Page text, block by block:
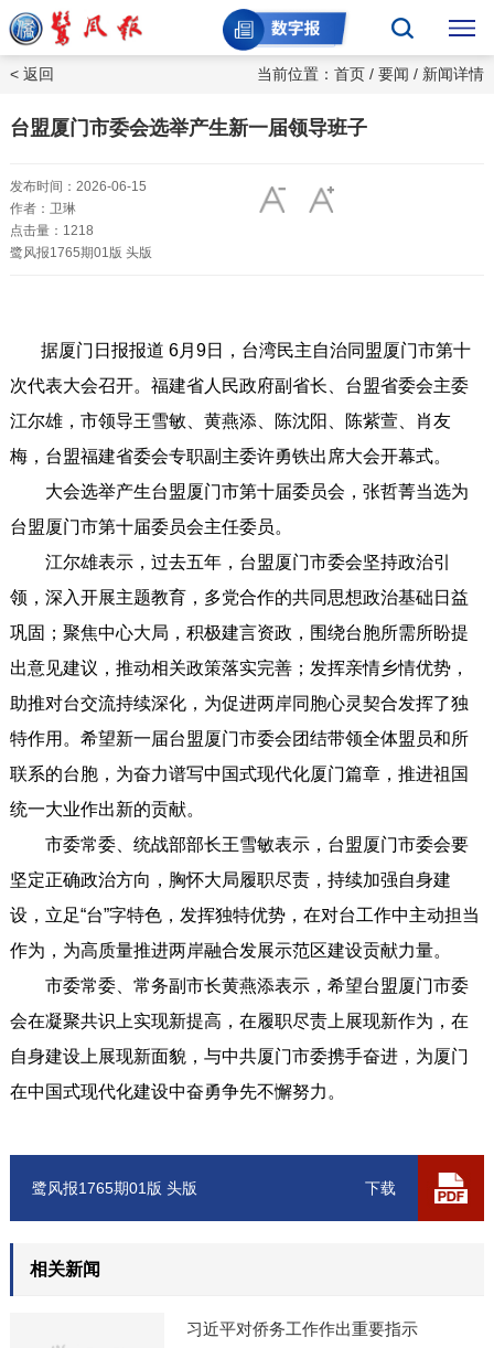
当前位置：首页 /要闻 / 新闻详情
< 返回
台盟厦门市委会选举产生新一届领导班子
发布时间：2026-06-15
作者：卫琳
点击量：1218
鹭风报1765期01版 头版
据厦门日报报道 6月9日，台湾民主自治同盟厦门市第十
次代表大会召开。福建省人民政府副省长、台盟省委会主委
江尔雄，市领导王雪敏、黄燕添、陈沈阳、陈紫萱、肖友
梅，台盟福建省委会专职副主委许勇铁出席大会开幕式。
大会选举产生台盟厦门市第十届委员会，张哲菁当选为
台盟厦门市第十届委员会主任委员。
江尔雄表示，过去五年，台盟厦门市委会坚持政治引
领，深入开展主题教育，多党合作的共同思想政治基础日益
巩固；聚焦中心大局，积极建言资政，围绕台胞所需所盼提
出意见建议，推动相关政策落实完善；发挥亲情乡情优势，
助推对台交流持续深化，为促进两岸同胞心灵契合发挥了独
特作用。希望新一届台盟厦门市委会团结带领全体盟员和所
联系的台胞，为奋力谱写中国式现代化厦门篇章，推进祖国
统一大业作出新的贡献。
市委常委、统战部部长王雪敏表示，台盟厦门市委会要
坚定正确政治方向，胸怀大局履职尽责，持续加强自身建
设，立足“台”字特色，发挥独特优势，在对台工作中主动担当
作为，为高质量推进两岸融合发展示范区建设贡献力量。
市委常委、常务副市长黄燕添表示，希望台盟厦门市委
会在凝聚共识上实现新提高，在履职尽责上展现新作为，在
自身建设上展现新面貌，与中共厦门市委携手奋进，为厦门
在中国式现代化建设中奋勇争先不懈努力。
下载
鹭风报1765期01版 头版
相关新闻
习近平对侨务工作作出重要指示